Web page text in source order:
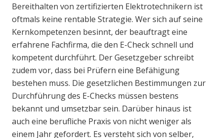
Bereithalten von zertifizierten Elektrotechnikern ist
oftmals keine rentable Strategie. Wer sich auf seine
Kernkompetenzen besinnt, der beauftragt eine
erfahrene Fachfirma, die den E-Check schnell und
kompetent durchführt. Der Gesetzgeber schreibt
zudem vor, dass bei Prüfern eine Befähigung
bestehen muss. Die gesetzlichen Bestimmungen zur
Durchführung des E-Checks müssen bestens
bekannt und umsetzbar sein. Darüber hinaus ist
auch eine berufliche Praxis von nicht weniger als
einem Jahr gefordert. Es versteht sich von selber,